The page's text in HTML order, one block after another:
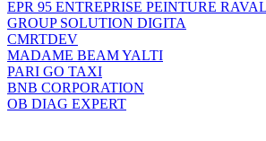
EPR 95 ENTREPRISE PEINTURE
GROUP SOLUTION DIGITA
CMRTDEV
MADAME BEAM YALTI
PARI GO TAXI
BNB CORPORATION
OB DIAG EXPERT